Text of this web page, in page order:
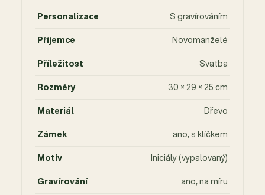
Personalizace
S gravírováním
Příjemce
Novomanželé
Příležitost
Svatba
Rozměry
30 × 29 × 25 cm
Materiál
Dřevo
Zámek
ano, s klíčkem
Motiv
Iniciály (vypalovaný)
Gravírování
ano, na míru